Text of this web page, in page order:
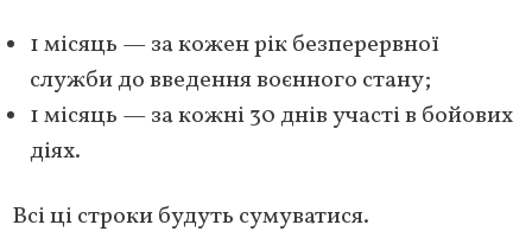
1 місяць — за кожен рік безперервної
служби до введення воєнного стану;
1 місяць — за кожні 30 днів участі в бойових
діях.
Всі ці строки будуть сумуватися.